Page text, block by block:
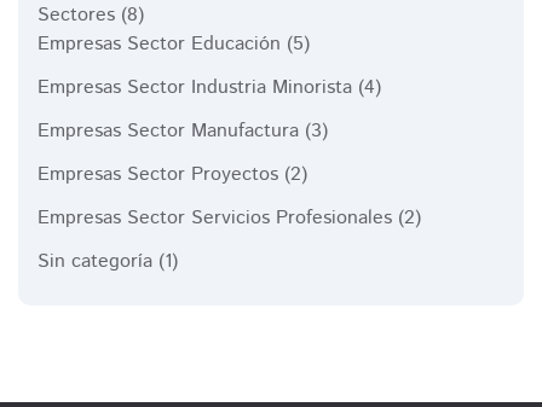
Sectores (8)
Empresas Sector Educación (5)
Empresas Sector Industria Minorista (4)
Empresas Sector Manufactura (3)
Empresas Sector Proyectos (2)
Empresas Sector Servicios Profesionales (2)
Sin categoría (1)